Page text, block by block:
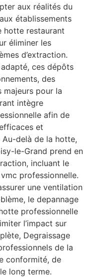
aux réalités du
établissements
hotte restaurant
éliminer les
d’extraction.
ces dépôts
des
majeurs pour la
intègre
afin de
et
delà de la hotte,
le-Grand prend en
incluant le
professionnelle.
une ventilation
le depannage
professionnelle
l’impact sur
Degraissage
de la
conformité, de
long terme.